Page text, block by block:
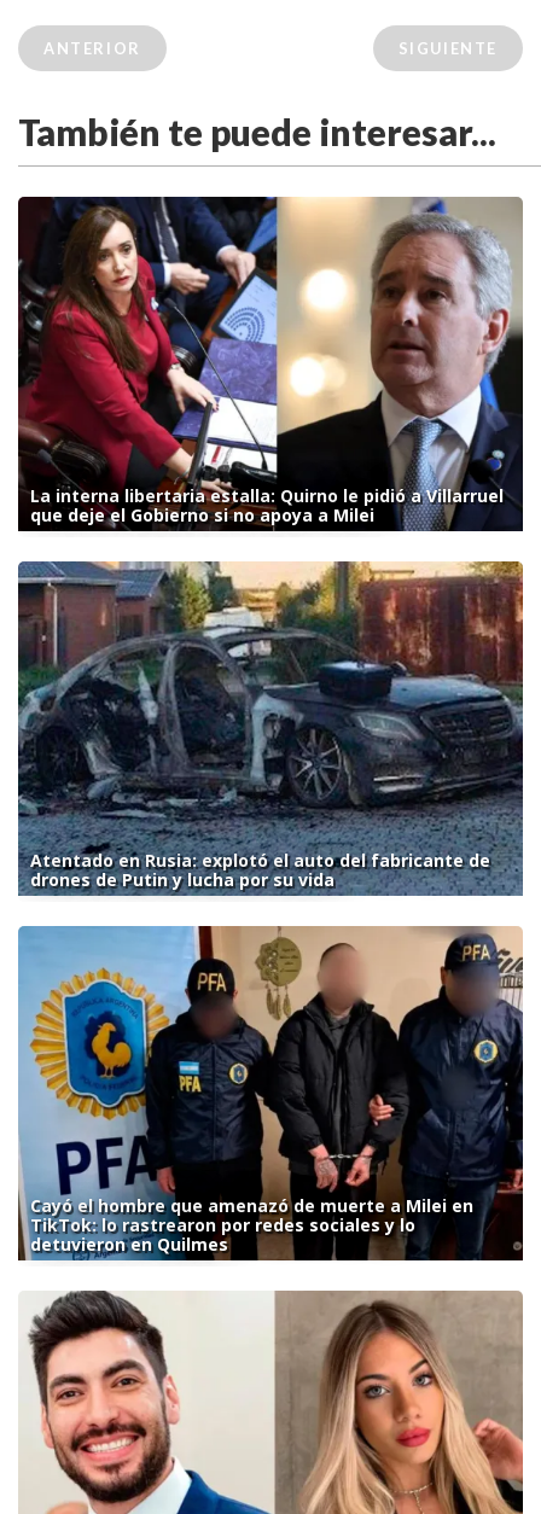
ANTERIOR SIGUIENTE
También te puede interesar...
La interna libertaria estalla: Quirno le pidió a Villarruel
que deje el Gobierno si no apoya a Milei
Atentado en Rusia: explotó el auto del fabricante de
drones de Putin y lucha por su vida
Cayó el hombre que amenazó de muerte a Milei en
TikTok: lo rastrearon por redes sociales y lo
detuvieron en Quilmes